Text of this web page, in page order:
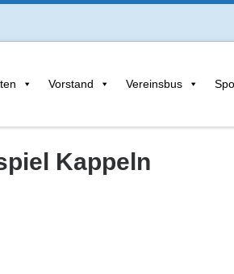
Vorstand Vereinsbus
Kappeln